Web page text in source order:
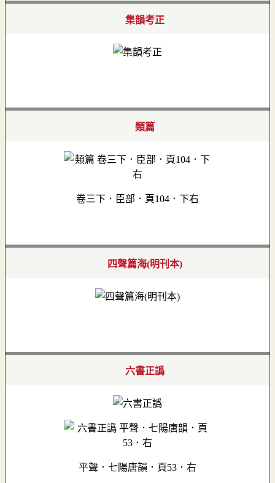
集韻考正
類篇
卷三下．臣部．頁104．下右
四聲篇海(明刊本)
六書正譌
平聲．七陽唐韻．頁53．右